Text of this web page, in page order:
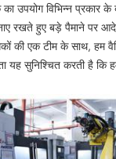
विभिन्न प्रकार के
रखते हुए बड़े पैमाने पर
की एक टीम के साथ, हम
सुनिश्चित करती है कि